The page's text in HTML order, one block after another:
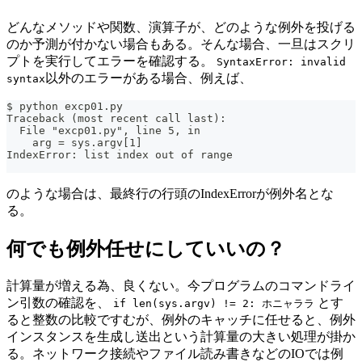
どんなメソッドや関数、演算子が、どのような例外を投げる
のか予測が付かない場合もある。そんな場合、一旦はスクリ
プトを実行してエラーを確認する。
SyntaxError: invalid
syntax 以外のエラーがある場合、例えば、
$ python excp01.py
Traceback (most recent call last):
  File "excp01.py", line 5, in
    arg = sys.argv[1]
IndexError: list index out of range
のような場合は、最終行の行頭のIndexErrorが例外名とな
る。
何でも例外任せにしていいの？
計算量が増える為、良くない。今プログラムのコマンドライ
ン引数の確認を、
if len(sys.argv) != 2: ホニャララ とす
ると整数の比較ですむが、例外のキャッチに任せると、例外
インスタンスを生成し送出という計算量の大きい処理が掛か
る。ネットワーク接続やファイル読み書きなどのIOでは例